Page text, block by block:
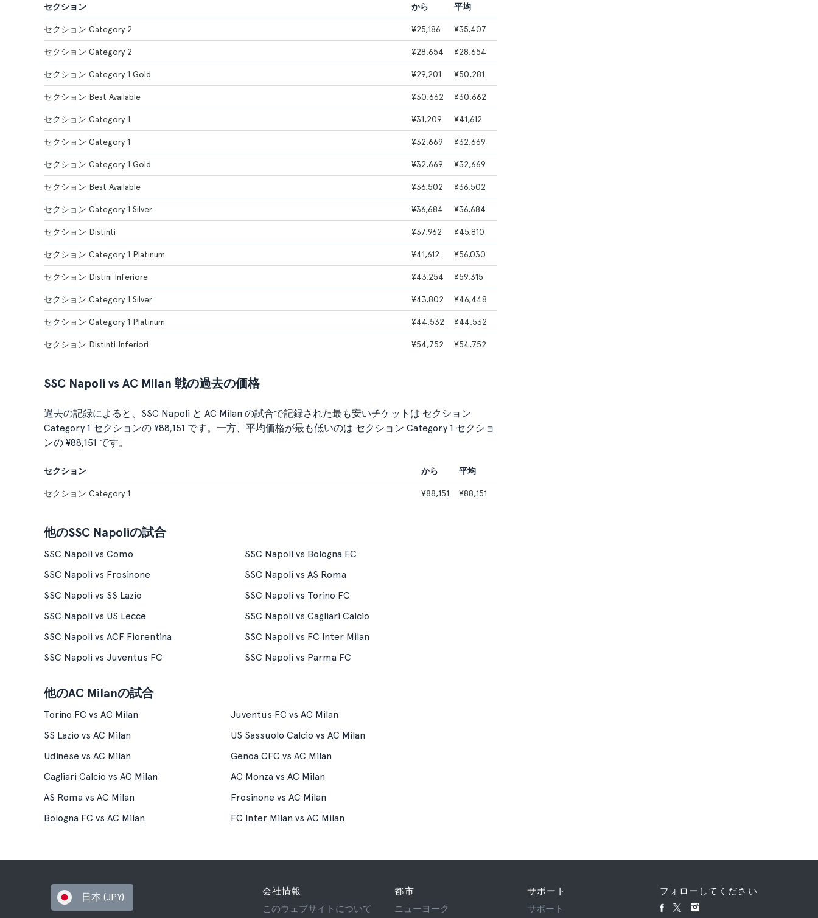
セクション から 平均
セクション Category 2 ¥25,186 ¥35,407
セクション Category 2 ¥28,654 ¥28,654
セクション Category 1 Gold ¥29,201 ¥50,281
セクション Best Available ¥30,662 ¥30,662
セクション Category 1 ¥31,209 ¥41,612
セクション Category 1 ¥32,669 ¥32,669
セクション Category 1 Gold ¥32,669 ¥32,669
セクション Best Available ¥36,502 ¥36,502
セクション Category 1 Silver ¥36,684 ¥36,684
セクション Distinti ¥37,962 ¥45,810
セクション Category 1 Platinum ¥41,612 ¥56,030
セクション Distini Inferiore ¥43,254 ¥59,315
セクション Category 1 Silver ¥43,802 ¥46,448
セクション Category 1 Platinum ¥44,532 ¥44,532
セクション Distinti Inferiori ¥54,752 ¥54,752
SSC Napoli vs AC Milan 戦の過去の価格
過去の記録によると、SSC Napoli と AC Milan の試合で記録された最も安いチケットは セクション
Category 1 セクションの ¥88,151 です。一方、平均価格が最も低いのは セクション Category 1 セクショ
ンの ¥88,151 です。
セクション から 平均
セクション Category 1 ¥88,151 ¥88,151
他のSSC Napoliの試合
SSC Napoli vs Como
SSC Napoli vs Bologna FC
SSC Napoli vs Frosinone
SSC Napoli vs AS Roma
SSC Napoli vs SS Lazio
SSC Napoli vs Torino FC
SSC Napoli vs US Lecce
SSC Napoli vs Cagliari Calcio
SSC Napoli vs ACF Fiorentina
SSC Napoli vs FC Inter Milan
SSC Napoli vs Juventus FC
SSC Napoli vs Parma FC
他のAC Milanの試合
Torino FC vs AC Milan
Juventus FC vs AC Milan
SS Lazio vs AC Milan
US Sassuolo Calcio vs AC Milan
Udinese vs AC Milan
Genoa CFC vs AC Milan
Cagliari Calcio vs AC Milan
AC Monza vs AC Milan
AS Roma vs AC Milan
Frosinone vs AC Milan
Bologna FC vs AC Milan
FC Inter Milan vs AC Milan
日本 (JPY)
会社情報
このウェブサイトについて
都市
ニューヨーク
サポート
サポート
フォローしてください